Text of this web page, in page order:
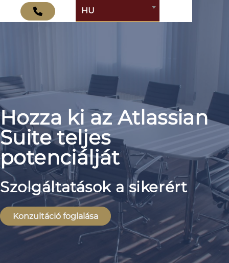
HU
Hozza ki az Atlassian
Suite teljes
potenciálját
Szolgáltatások a sikerért
Konzultáció foglalása